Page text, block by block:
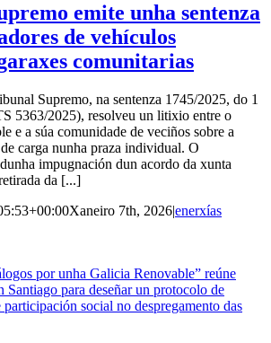
emite unha sentenza
de vehículos
comunitarias
Supremo, na sentenza 1745/2025, do 1
5363/2025), resolveu un litixio entre o
e a súa comunidade de veciños sobre a
carga nunha praza individual. O
impugnación dun acordo da xunta
da [...]
Xaneiro 7th, 2026|enerxías
por unha Galicia Renovable” reúne
Santiago para deseñar un protocolo de
social no despregamento das